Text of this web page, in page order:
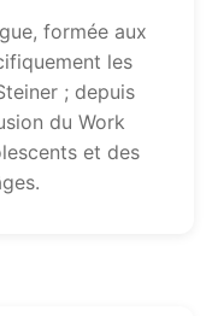
formée aux
les
; depuis
du Work
et des